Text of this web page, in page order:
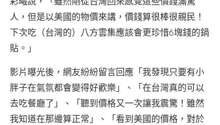
人，但是以美國的物價來講，價錢算很棒很親民！
下次吃（台灣的）八方雲集應該會更珍惜6塊錢的鍋
貼。」
影片曝光後，網友紛紛留言回應「我發現只要有小
胖子在氣氛都會變得好歡樂」、「在台灣真的可以
去吃餐廳了」、「聽到價格又一次讓我震驚！雖然
我知道在那邊算正常」、「看到美國的價格，對於